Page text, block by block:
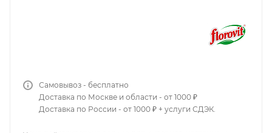
Самовывоз - бесплатно
Доставка по Москве и области - от 1000 ₽
Доставка по России - от 1000 ₽ + услуги СДЭК.